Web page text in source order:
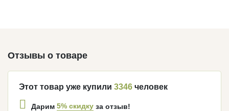
Отзывы о товаре
Этот товар уже купили 3346 человек
Дарим 5% скидку за отзыв!